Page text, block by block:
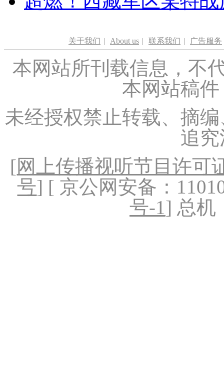
关于我们 | About us | 联系我们 | 广告服务
本网站所刊载信息，不
本网站稿
未经授权禁止转载、摘
追
[网上传播视听节目许可
号] [ 京公网安备：
号-1] 总机